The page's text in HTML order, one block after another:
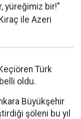
yüreğimiz bir!"
ile Azeri
Türk
oldu.
Büyükşehir
şöleni bu yıl